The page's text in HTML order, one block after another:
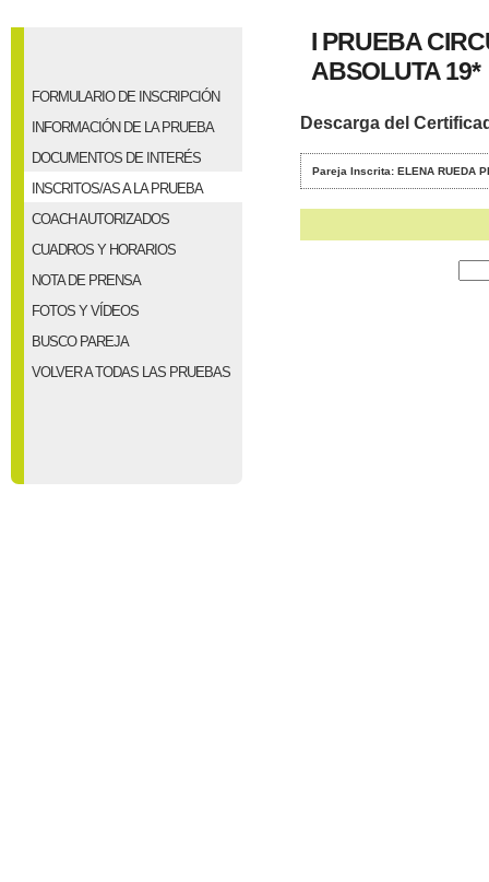
FORMULARIO DE INSCRIPCIÓN
INFORMACIÓN DE LA PRUEBA
DOCUMENTOS DE INTERÉS
INSCRITOS/AS A LA PRUEBA
COACH AUTORIZADOS
CUADROS Y HORARIOS
NOTA DE PRENSA
FOTOS Y VÍDEOS
BUSCO PAREJA
VOLVER A TODAS LAS PRUEBAS
I PRUEBA
ABSOLUTA 19*
Descarga del
Pareja Inscrita: ELENA RUEDA